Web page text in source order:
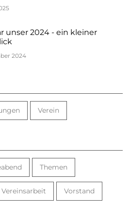
unser 2024 - ein kleiner
2024
Verein
Themen
Vereinsarbeit Vorstand